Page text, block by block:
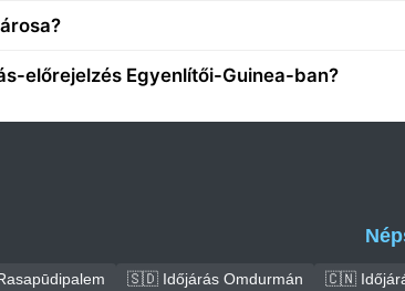
előrejelzés Egyenlítői-Guinea-ban?
🇸🇩 Időjárás Omdurmán 🇨🇳